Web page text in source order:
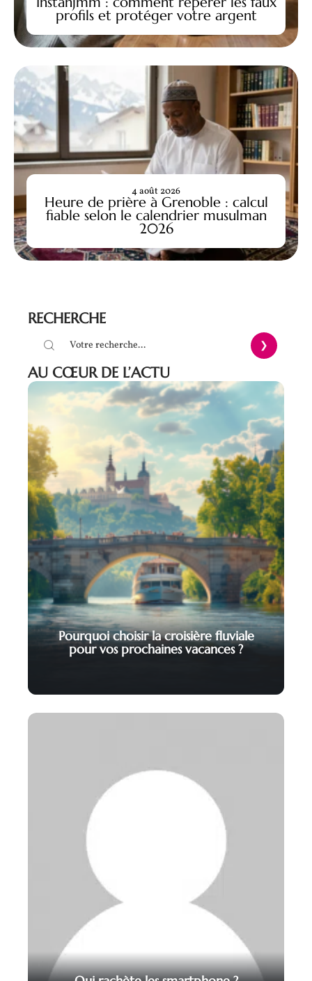
profils et protéger votre argent
Heure de prière à Grenoble : calcul
fiable selon le calendrier musulman
2026
4 août 2026
RECHERCHE
AU CŒUR DE L’ACTU
Pourquoi choisir la croisière fluviale
pour vos prochaines vacances ?